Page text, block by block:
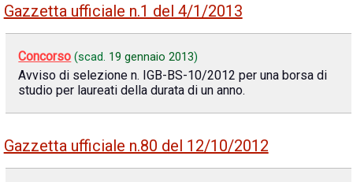
Gazzetta ufficiale n.1 del 4/1/2013
Concorso (scad. 19 gennaio 2013)
Avviso di selezione n. IGB-BS-10/2012 per una borsa di
studio per laureati della durata di un anno.
Gazzetta ufficiale n.80 del 12/10/2012